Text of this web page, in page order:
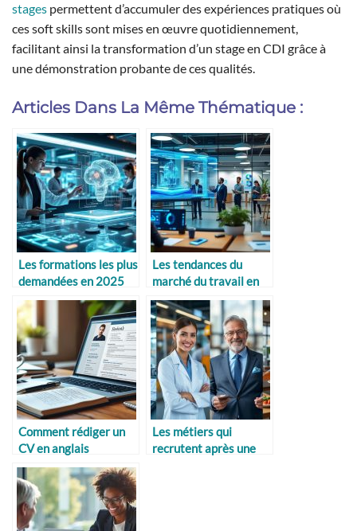
stages permettent d’accumuler des expériences pratiques où
ces soft skills sont mises en œuvre quotidiennement,
facilitant ainsi la transformation d’un stage en CDI grâce à
une démonstration probante de ces qualités.
Articles Dans La Même Thématique :
Les formations les plus
demandées en 2025
Les tendances du
marché du travail en
2026
Comment rédiger un
CV en anglais
Les métiers qui
recrutent après une